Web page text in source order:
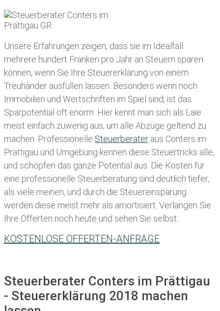
Unsere Erfahrungen zeigen, dass sie im Idealfall
mehrere hundert Franken pro Jahr an Steuern sparen
können, wenn Sie Ihre Steuererklärung von einem
Treuhänder ausfüllen lassen . Besonders wenn noch
Immobilien und Wertschriften im Spiel sind, ist das
Sparpotential oft enorm. Hier kennt man sich als Laie
meist einfach zuwenig aus, um alle Abzüge geltend zu
machen. Professionelle Steuerberater aus Conters im
Prättigau und Umgebung kennen diese Steuertricks alle,
und schöpfen das ganze Potential aus. Die Kosten für
eine professionelle Steuerberatung sind deutlich tiefer,
als viele meinen, und durch die Steuereinsparung
werden diese meist mehr als amortisiert. Verlangen Sie
Ihre Offerten noch heute und sehen Sie selbst:
KOSTENLOSE OFFERTEN-ANFRAGE
Steuerberater Conters im Prättigau
- Steuererklärung 2018 machen